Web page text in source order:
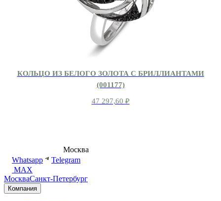
КОЛЬЦО ИЗ БЕЛОГО ЗОЛОТА С БРИЛЛИАНТАМИ
(001177)
47 297,60 ₽
Москва
Whatsapp
Telegram
MAX
МоскваСанкт-Петербург
Компания